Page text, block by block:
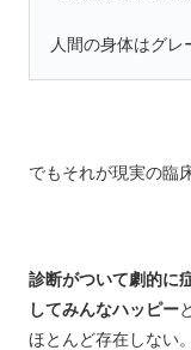
人間の身体はグレ
でもそれが現実の臨
診断がついて劇的に
してみんなハッピー
ほとんど存在しない。